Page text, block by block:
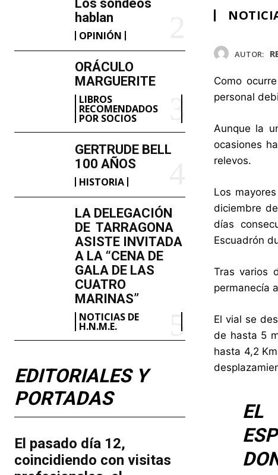
Los sondeos
hablan
OPINIÓN
ORÁCULO
MARGUERITE
LIBROS
RECOMENDADOS
POR SOCIOS
GERTRUDE BELL
100 AÑOS
HISTORIA
LA DELEGACIÓN
DE TARRAGONA
ASISTE INVITADA
A LA “CENA DE
GALA DE LAS
CUATRO
MARINAS”
NOTICIAS DE
H.N.M.E.
EDITORIALES Y
PORTADAS
El pasado día 12,
coincidiendo con visitas
AUTOR:
Como
personal
Aunque la
ocasiones
relevos.
Los
diciembre
días
Escuadrón
Tras varios
permanecía
El vial se
de hasta 5
hasta 4,2
EL